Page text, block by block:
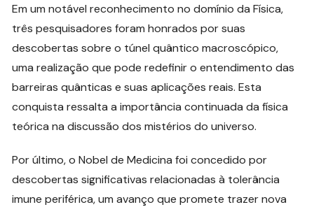
Em um notável reconhecimento no domínio da Física,
três pesquisadores foram honrados por suas
descobertas sobre o túnel quântico macroscópico,
uma realização que pode redefinir o entendimento das
barreiras quânticas e suas aplicações reais. Esta
conquista ressalta a importância continuada da física
teórica na discussão dos mistérios do universo.
Por último, o Nobel de Medicina foi concedido por
descobertas significativas relacionadas à tolerância
imune periférica, um avanço que promete trazer nova